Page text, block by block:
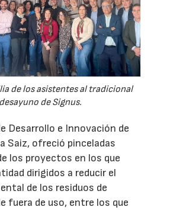
de los asistentes al tradicional
desayuno de Signus.
Desarrollo e Innovación de
Saiz, ofreció pinceladas
los proyectos en los que
dirigidos a reducir el
de los residuos de
fuera de uso, entre los que